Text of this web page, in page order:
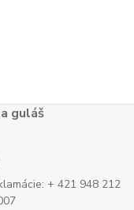
guláš
+ 421 948 212